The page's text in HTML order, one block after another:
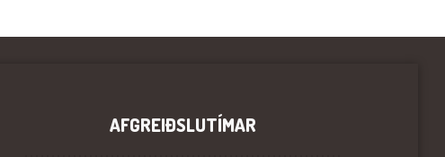
AFGREIÐSLUTÍMAR